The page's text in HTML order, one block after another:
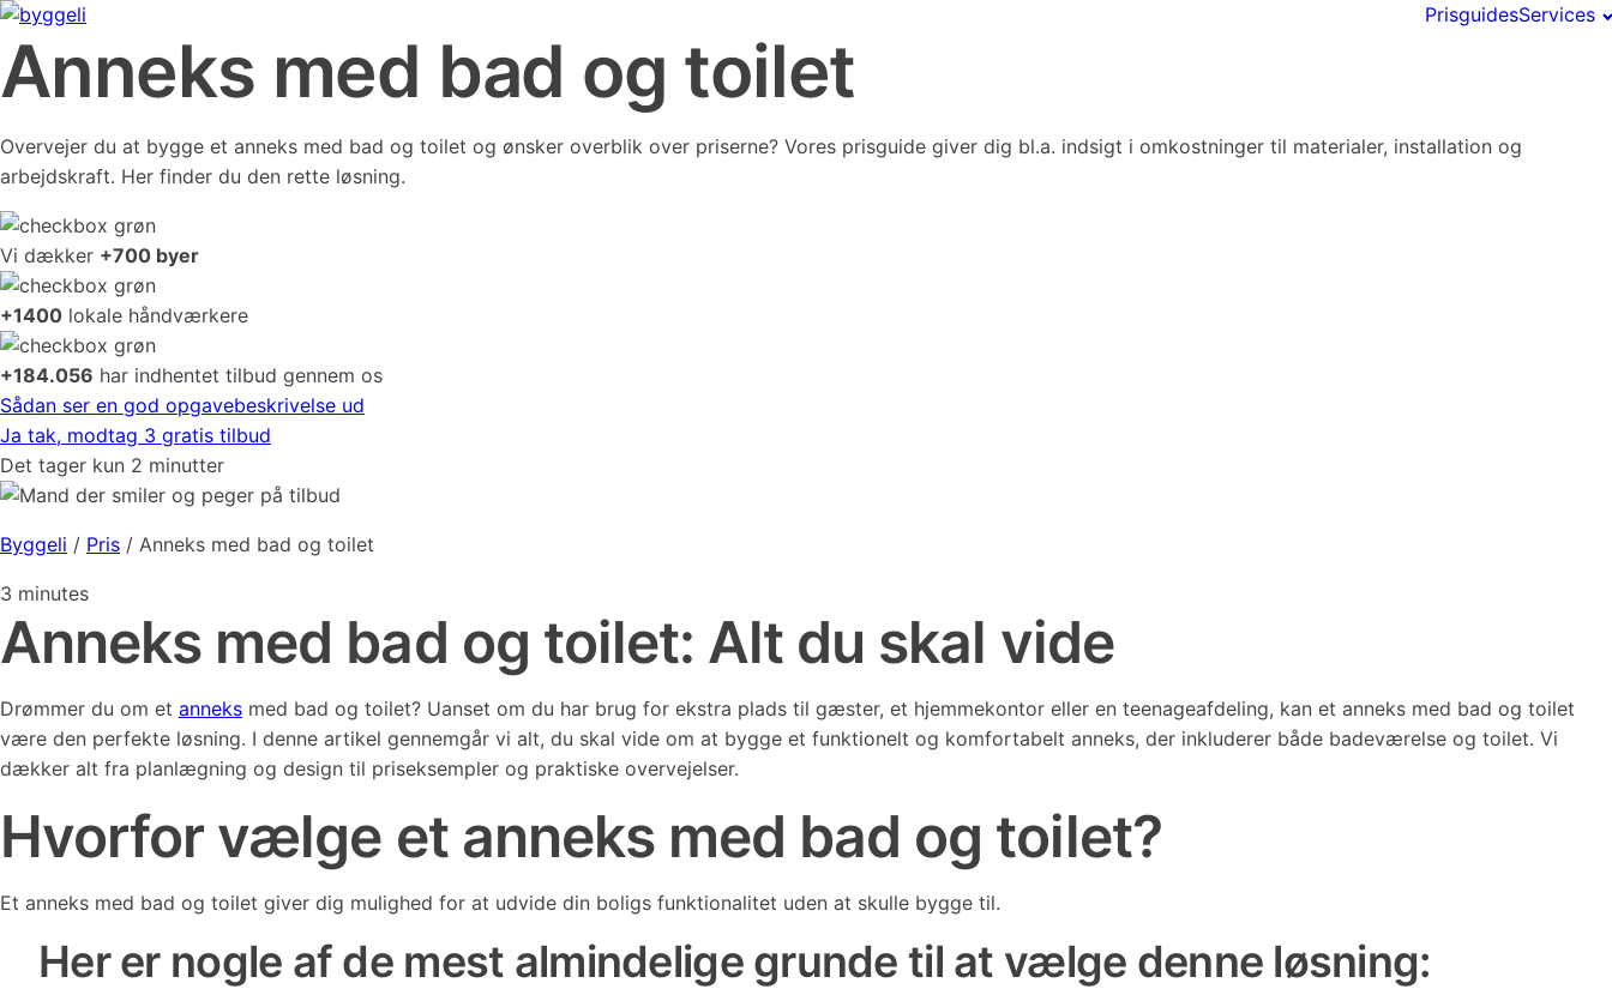
PrisguidesServices
Anneks med bad og toilet
Overvejer du at bygge et anneks med bad og toilet og ønsker overblik over priserne? Vores prisguide giver dig bl.a. indsigt i omkostninger til materialer, installation og
arbejdskraft. Her finder du den rette løsning.
Vi dækker +700 byer
+1400 lokale håndværkere
+184.056 har indhentet tilbud gennem os
Sådan ser en god opgavebeskrivelse ud
Ja tak, modtag 3 gratis tilbud
Det tager kun 2 minutter
Byggeli / Pris / Anneks med bad og toilet
3 minutes
Anneks med bad og toilet: Alt du skal vide
Drømmer du om et anneks med bad og toilet? Uanset om du har brug for ekstra plads til gæster, et hjemmekontor eller en teenageafdeling, kan et anneks med bad og toilet
være den perfekte løsning. I denne artikel gennemgår vi alt, du skal vide om at bygge et funktionelt og komfortabelt anneks, der inkluderer både badeværelse og toilet. Vi
dækker alt fra planlægning og design til priseksempler og praktiske overvejelser.
Hvorfor vælge et anneks med bad og toilet?
Et anneks med bad og toilet giver dig mulighed for at udvide din boligs funktionalitet uden at skulle bygge til.
Her er nogle af de mest almindelige grunde til at vælge denne løsning: